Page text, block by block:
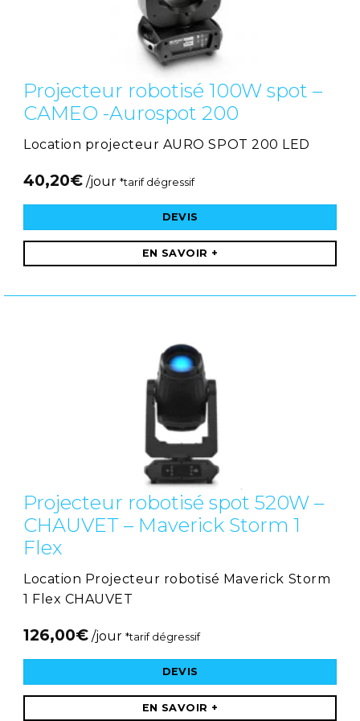
Projecteur robotisé 100W spot –
CAMEO -Aurospot 200
Location projecteur AURO SPOT 200 LED
40,20€ /jour *tarif dégressif
DEVIS
EN SAVOIR +
Projecteur robotisé spot 520W –
CHAUVET – Maverick Storm 1
Flex
Location Projecteur robotisé Maverick Storm
1 Flex CHAUVET
126,00€ /jour *tarif dégressif
DEVIS
EN SAVOIR +